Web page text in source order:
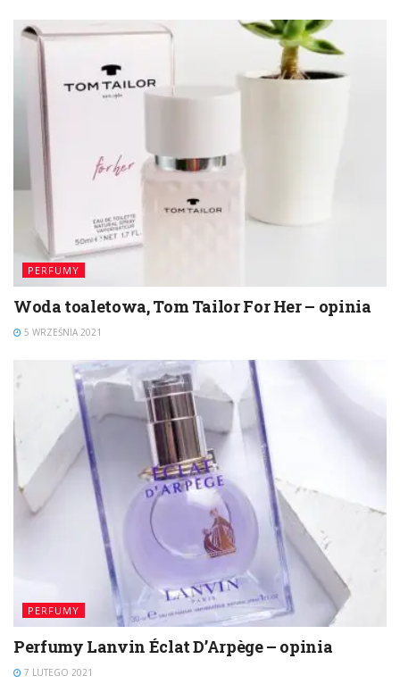
PERFUMY
Woda toaletowa, Tom Tailor For Her – opinia
5 WRZEŚNIA 2021
PERFUMY
Perfumy Lanvin Éclat D’Arpège – opinia
7 LUTEGO 2021